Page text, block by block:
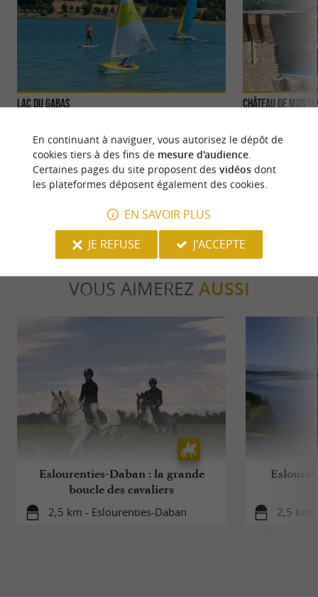
Lac du Gabas
d'Eslourenties-Daban, le Lac du Gabas est à
cheval entre les Hautes-Pyrénées ...
3,6 km - Eslourenties-Daban
Château de
cœur du Moyen
famille Le
VOUS AIMEREZ AUSSI
Eslourenties-Daban : la grande
boucle des cavaliers
2,5 km - Eslourenties-Daban 2,5 km
En continuant à naviguer, vous autorisez le dépôt de
cookies tiers à des fins de mesure d'audience.
Certaines pages du site proposent des vidéosdont
les plateformes déposent également des cookies.
EN SAVOIR PLUS
JE REFUSE
J'ACCEPTE